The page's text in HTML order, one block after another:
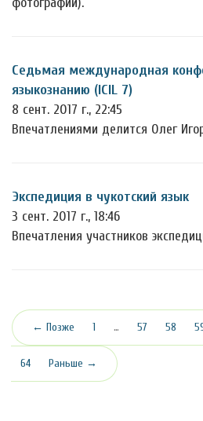
Седьмая международная
языкознанию (ICIL 7)
8 сент. 2017 г., 22:45
Впечатлениями делится Олег
Экспедиция в чукотский язык
3 сент. 2017 г., 18:46
Впечатления участников
← Позже 1 … 57 58
64 Раньше →